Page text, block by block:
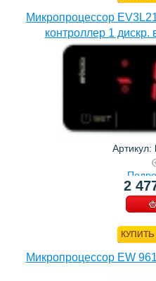
Микропроцессор
контроллер 1 дискр.
Артикул:
2
КУПИТЬ
Микропроцессор EW